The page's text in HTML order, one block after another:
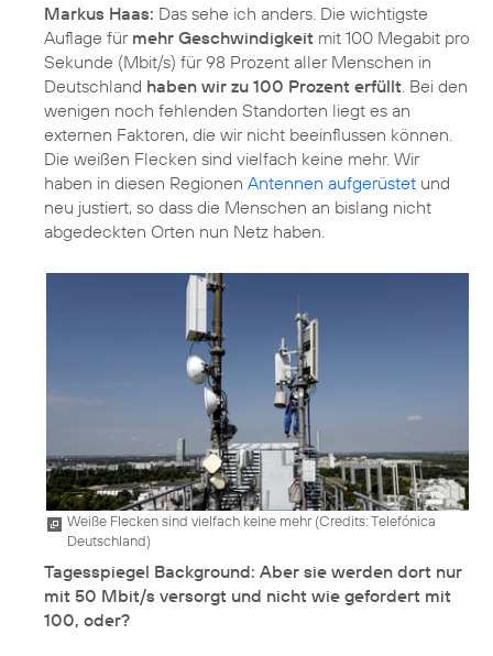
Markus Haas: Das sehe ich anders. Die wichtigste
Auflage für mehr Geschwindigkeit mit 100 Megabit pro
Sekunde (Mbit/s) für 98 Prozent aller Menschen in
Deutschland haben wir zu 100 Prozent erfüllt . Bei den
wenigen noch fehlenden Standorten liegt es an
externen Faktoren, die wir nicht beeinflussen können.
Die weißen Flecken sind vielfach keine mehr. Wir
haben in diesen Regionen Antennen aufgerüstet und
neu justiert, so dass die Menschen an bislang nicht
abgedeckten Orten nun Netz haben.
Weiße Flecken sind vielfach keine mehr (Credits: Telefónica
Deutschland)
Tagesspiegel Background: Aber sie werden dort nur
mit 50 Mbit/s versorgt und nicht wie gefordert mit
100, oder?